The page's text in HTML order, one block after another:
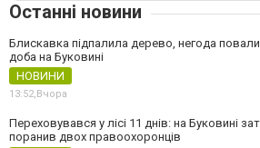
Останні новини
Блискавка підпалила дерево, негода
доба на Буковині
НОВИНИ
13:52, Вчора
Переховувався у лісі 11 днів: на Буковині
поранив двох правоохоронців